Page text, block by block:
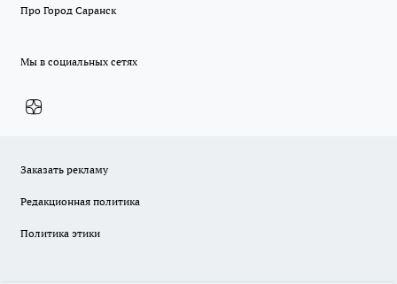
Про Город Саранск
Мы в социальных сетях
Заказать рекламу
Редакционная политика
Политика этики